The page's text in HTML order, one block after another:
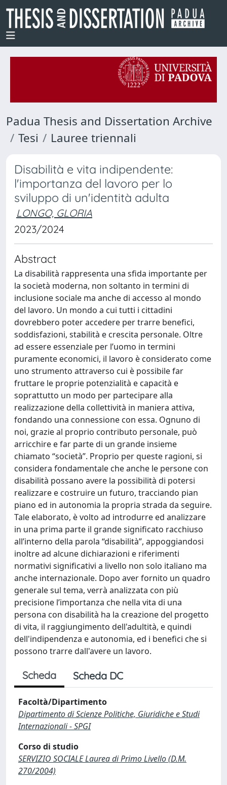
Padua Thesis and Dissertation Archive
Tesi
Lauree triennali
Disabilità e vita indipendente:
l'importanza del lavoro per lo
sviluppo di un'identità adulta
LONGO, GLORIA
2023/2024
Abstract
La disabilità rappresenta una sfida importante per
la società moderna, non soltanto in termini di
inclusione sociale ma anche di accesso al mondo
del lavoro. Un mondo a cui tutti i cittadini
dovrebbero poter accedere per trarre benefici,
soddisfazioni, stabilità e crescita personale. Oltre
ad essere essenziale per l’uomo in termini
puramente economici, il lavoro è considerato come
uno strumento attraverso cui è possibile far
fruttare le proprie potenzialità e capacità e
soprattutto un modo per partecipare alla
realizzazione della collettività in maniera attiva,
fondando una connessione con essa. Ognuno di
noi, grazie al proprio contributo personale, può
arricchire e far parte di un grande insieme
chiamato “società”. Proprio per queste ragioni, si
considera fondamentale che anche le persone con
disabilità possano avere la possibilità di potersi
realizzare e costruire un futuro, tracciando pian
piano ed in autonomia la propria strada da seguire.
Tale elaborato, è volto ad introdurre ed analizzare
in una prima parte il grande significato racchiuso
all’interno della parola “disabilità”, appoggiandosi
inoltre ad alcune dichiarazioni e riferimenti
normativi significativi a livello non solo italiano ma
anche internazionale. Dopo aver fornito un quadro
generale sul tema, verrà analizzata con più
precisione l’importanza che nella vita di una
persona con disabilità ha la creazione del progetto
di vita, il raggiungimento dell'adultità, e quindi
dell'indipendenza e autonomia, ed i benefici che si
possono trarre dall'avere un lavoro.
Scheda Scheda DC
Facoltà/Dipartimento
Dipartimento di Scienze Politiche, Giuridiche e Studi
Internazionali - SPGI
Corso di studio
SERVIZIO SOCIALE Laurea di Primo Livello (D.M.
270/2004)